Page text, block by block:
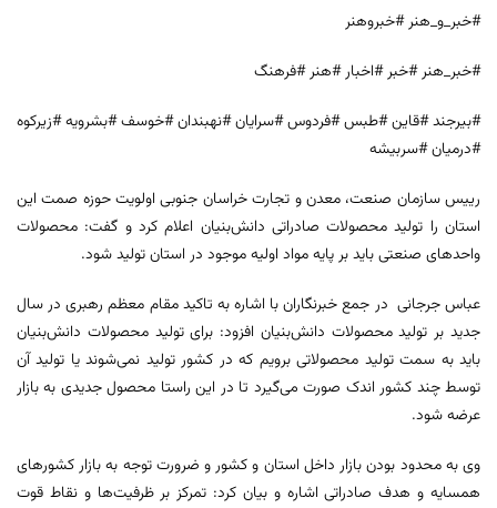
#خبر_و_هنر #خبروهنر
#خبر_هنر #خبر #اخبار #هنر #فرهنگ
#بیرجند #قاین #طبس #فردوس #سرایان #نهبندان #خوسف #بشرویه #زیرکوه
#درمیان #سربیشه
رییس سازمان صنعت، معدن و تجارت خراسان جنوبی اولویت حوزه صمت این
استان را تولید محصولات صادراتی دانش‌بنیان اعلام کرد و گفت: محصولات
واحدهای صنعتی باید بر پایه مواد اولیه موجود در استان تولید شود.
عباس جرجانی در جمع خبرنگاران با اشاره به تاکید مقام معظم رهبری در سال
جدید بر تولید محصولات دانش‌بنیان افزود: برای تولید محصولات دانش‌بنیان
باید به سمت تولید محصولاتی برویم که در کشور تولید نمی‌شوند یا تولید آن
توسط چند کشور اندک صورت می‌گیرد تا در این راستا محصول جدیدی به بازار
عرضه شود.
وی به محدود بودن بازار داخل استان و کشور و ضرورت توجه به بازار کشورهای
همسایه و هدف صادراتی اشاره و بیان کرد: تمرکز بر ظرفیت‌ها و نقاط قوت